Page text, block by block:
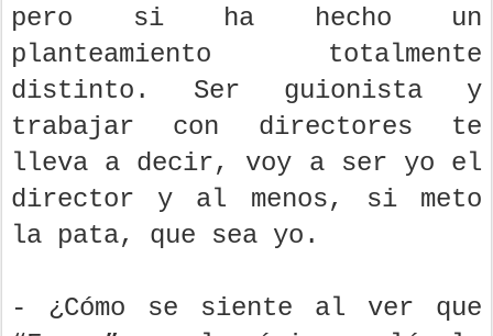
pero si ha hecho un
planteamiento totalmente
distinto. Ser guionista y
trabajar con directores te
lleva a decir, voy a ser yo el
director y al menos, si meto
la pata, que sea yo.
- ¿Cómo se siente al ver que